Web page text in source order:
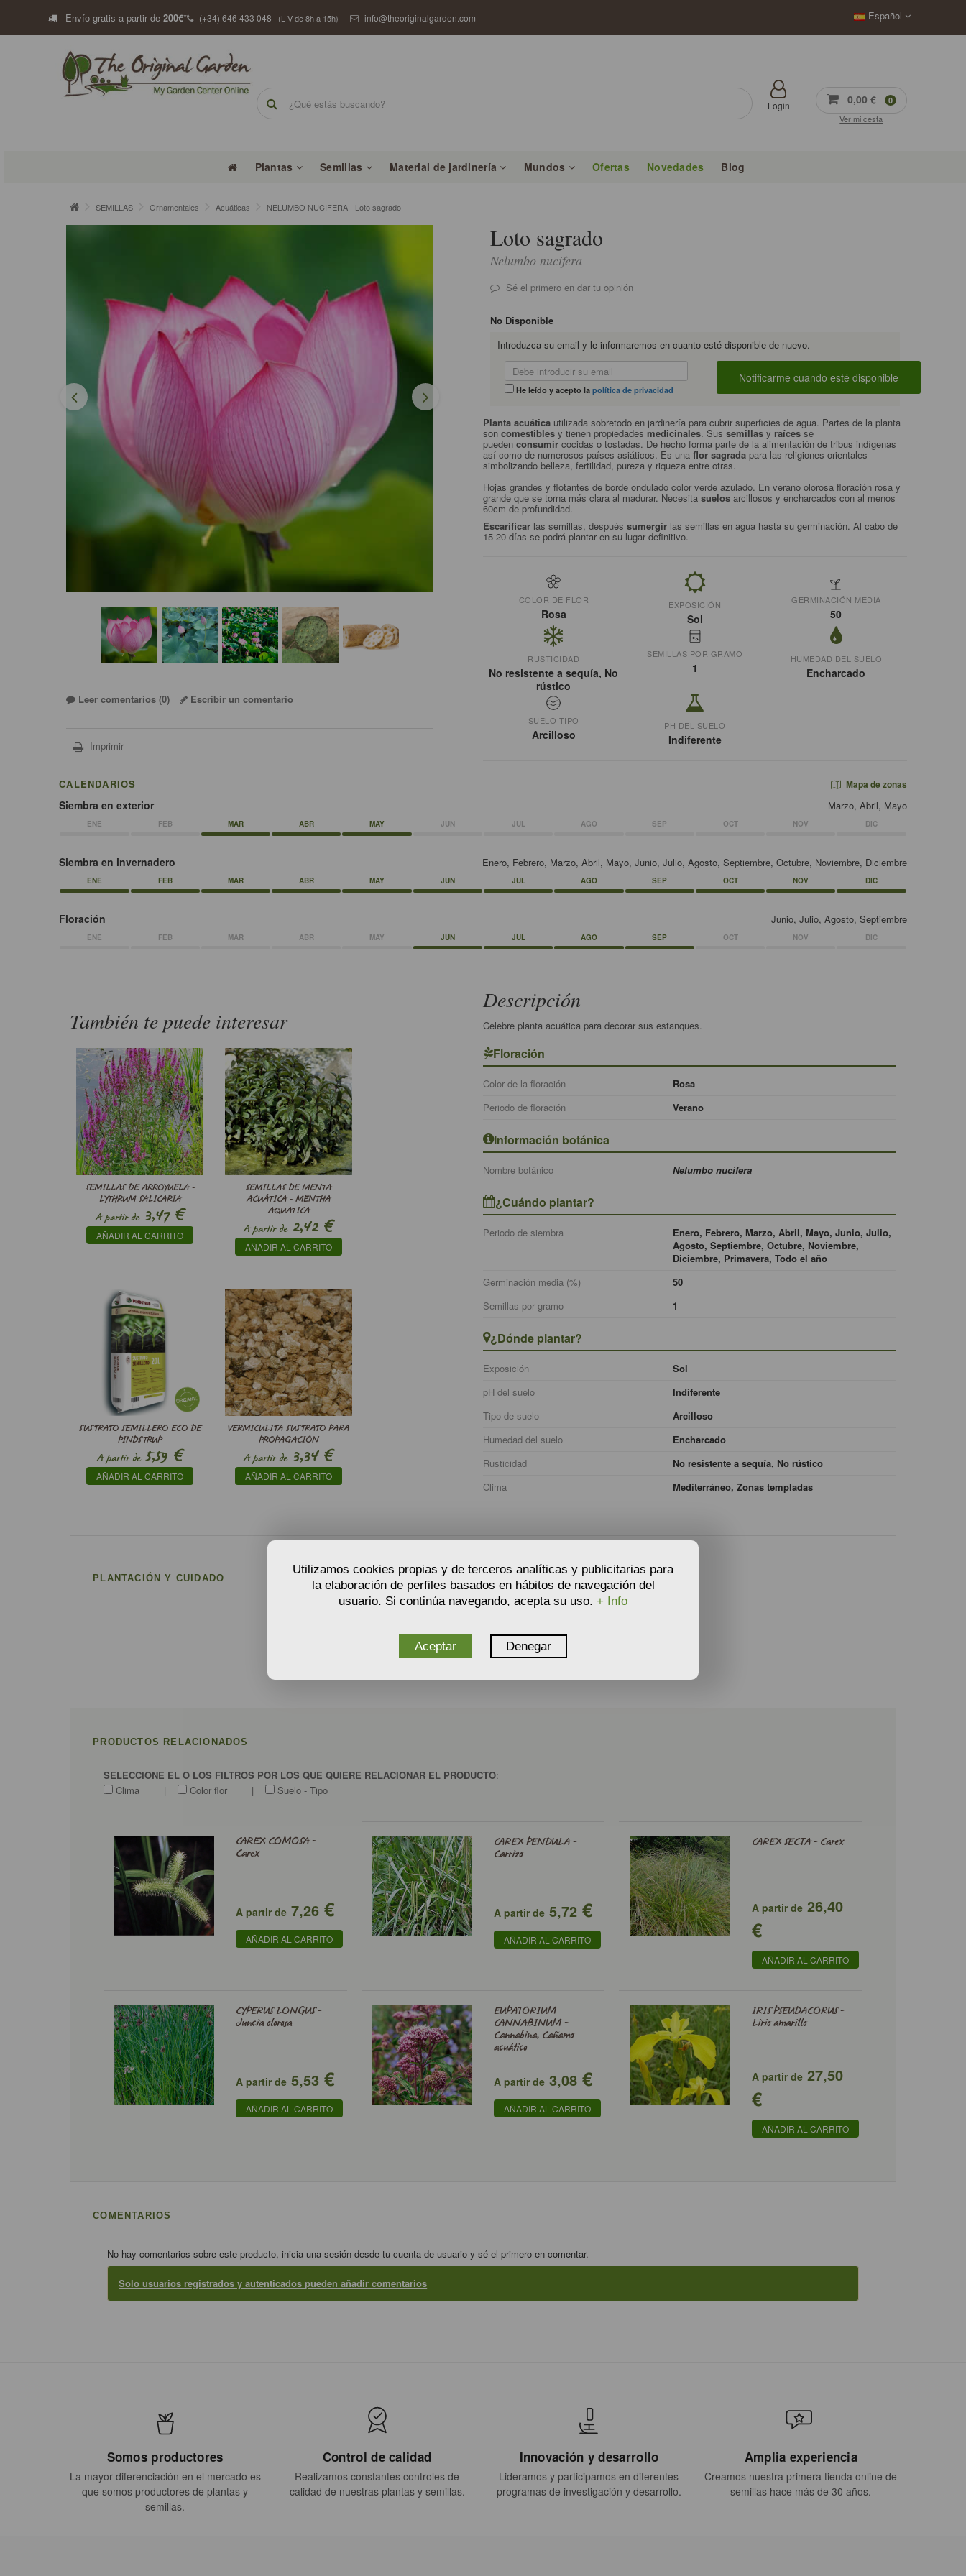
Envío gratis a partir de200€* (+34) 646 433 048 (L-V de 8h a 15h) info@theoriginalgarden.com Español
0,00 € 0
Ver mi cesta
Login
Plantas Semillas Material de jardinería Mundos Ofertas Novedades Blog
SEMILLAS Ornamentales Acuáticas NELUMBO NUCIFERA - Loto sagrado
Leer comentarios (0) Escribir un comentario
Imprimir
Loto sagrado
Nelumbo nucifera
Sé el primero en dar tu opinión
No Disponible
Introduzca su email y le informaremos en cuanto esté disponible de nuevo.
He leído y acepto la política de privacidad
Planta acuáticautilizada sobretodo en jardinería para cubrir superficies de agua. Partes de la planta
son comestiblesy tienen propiedades medicinales. Sus semillasy raícesse
pueden consumircocidas o tostadas. De hecho forma parte de la alimentación de tribus indígenas
así como de numerosos países asiáticos. Es una flor sagradapara las religiones orientales
simbolizando belleza, fertilidad, pureza y riqueza entre otras.
Hojas grandes y flotantes de borde ondulado color verde azulado. En verano olorosa floración rosa y
grande que se torna más clara al madurar. Necesita suelosarcillosos y encharcados con al menos
60cm de profundidad.
Escarificarlas semillas, después sumergirlas semillas en agua hasta su germinación. Al cabo de
15-20 días se podrá plantar en su lugar definitivo.
COLOR DE FLOR
Rosa
EXPOSICIÓN
Sol
GERMINACIÓN MEDIA
50
RUSTICIDAD
No resistente a sequía, No
rústico
SEMILLAS POR GRAMO
1
HUMEDAD DEL SUELO
Encharcado
SUELO TIPO
Arcilloso
PH DEL SUELO
Indiferente
CALENDARIOS Mapa de zonas
Siembra en exterior Marzo, Abril, Mayo
ENE FEB MAR ABR MAY JUN JUL AGO SEP OCT NOV DIC
Siembra en invernadero Enero, Febrero, Marzo, Abril, Mayo, Junio, Julio, Agosto, Septiembre, Octubre, Noviembre, Diciembre
ENE FEB MAR ABR MAY JUN JUL AGO SEP OCT NOV DIC
Floración Junio, Julio, Agosto, Septiembre
ENE FEB MAR ABR MAY JUN JUL AGO SEP OCT NOV DIC
También te puede interesar
SEMILLAS DE ARROYUELA -
LYTHRUM SALICARIA
A partir de3,47€
AÑADIR AL CARRITO
SEMILLAS DE MENTA
ACUÁTICA - MENTHA
AQUATICA
A partir de2,42 €
AÑADIR AL CARRITO
SUSTRATO SEMILLERO ECO DE
PINDSTRUP
A partir de5,59 €
AÑADIR AL CARRITO
VERMICULITA SUSTRATO PARA
PROPAGACIÓN
A partir de3,34€
AÑADIR AL CARRITO
Descripción
Celebre planta acuática para decorar sus estanques.
Floración
Color de la floración
Rosa
Periodo de floración
Verano
Información botánica
Nombre botánico Nelumbo nucifera
¿Cuándo plantar?
Periodo de siembra
Enero, Febrero, Marzo, Abril, Mayo, Junio, Julio,
Agosto, Septiembre, Octubre, Noviembre,
Diciembre, Primavera, Todo el año
Germinación media (%)
50
Semillas por gramo
1
¿Dónde plantar?
Exposición
Sol
pH del suelo
Indiferente
Tipo de suelo
Arcilloso
Humedad del suelo
Encharcado
Rusticidad
No resistente a sequía, No rústico
Clima
Mediterráneo, Zonas templadas
PLANTACIÓN Y CUIDADO
PRODUCTOS RELACIONADOS
SELECCIONE EL O LOS FILTROS POR LOS QUE QUIERE RELACIONAR EL PRODUCTO:
Clima
| Color flor | Suelo - Tipo
CAREX COMOSA -
Carex
A partir de 7,26 €
AÑADIR AL CARRITO
CAREX PENDULA -
Carrizo
A partir de 5,72 €
AÑADIR AL CARRITO
CAREX SECTA - Carex
A partir de26,40
€
AÑADIR AL CARRITO
CYPERUS LONGUS -
Juncia olorosa
A partir de 5,53 €
AÑADIR AL CARRITO
EUPATORIUM
CANNABINUM -
Cannabina, Cañamo
acuático
A partir de 3,08 €
AÑADIR AL CARRITO
IRIS PSEUDACORUS -
Lirio amarillo
A partir de27,50
€
AÑADIR AL CARRITO
COMENTARIOS
No hay comentarios sobre este producto, inicia una sesión desde tu cuenta de usuario y sé el primero en comentar.
Solo usuarios registrados y autenticados pueden añadir comentarios
Somos productores
La mayor diferenciación en el mercado es
que somos productores de plantas y
semillas.
Control de calidad
Realizamos constantes controles de
calidad de nuestras plantas y semillas.
Innovación y desarrollo
Lideramos y participamos en diferentes
programas de investigación y desarrollo.
Amplia experiencia
Creamos nuestra primera tienda online de
semillas hace más de 30 años.
Utilizamos cookies propias y de terceros analíticas y publicitarias para
la elaboración de perfiles basados en hábitos de navegación del
usuario. Si continúa navegando, acepta su uso. + Info
Aceptar Denegar